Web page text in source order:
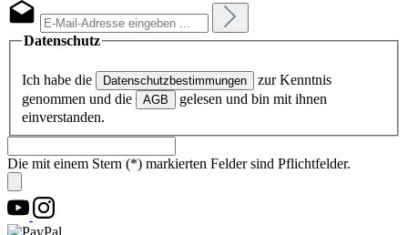
Datenschutz
Ich habe die Datenschutzbestimmungen
zur Kenntnis
genommen und die
AGB
gelesen und bin mit ihnen
einverstanden.
Die mit einem Stern (*) markierten Felder sind Pflichtfelder.